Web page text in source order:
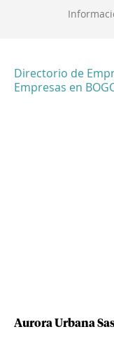
Directorio de
Empresas en
Aurora Urbana Sas